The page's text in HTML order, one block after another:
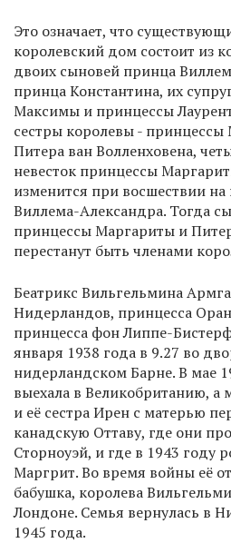
Это означает, что
королевский дом состоит из
двоих сыновей принца
принца Константина, их
Максимы и принцессы
сестры королевы -
Питера ван Волленховена,
невесток принцессы
изменится при восшествии
Виллема-Александра. Тогда
принцессы Маргариты и
перестанут быть членами
Беатрикс Вильгельмина
Нидерландов, принцесса
принцесса фон Липпе-
января 1938 года в 9.27 во
нидерландском Барне. В мае
выехала в Великобританию, а
и её сестра Ирен с матерью
канадскую Оттаву, где они
Сторноуэй, и где в 1943 году
Маргрит. Во время войны её
бабушка, королева
Лондоне. Семья вернулась в
1945 года.